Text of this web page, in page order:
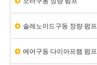
솔레노이드구동 정량 펌프
에어구동 다이아프램 펌프